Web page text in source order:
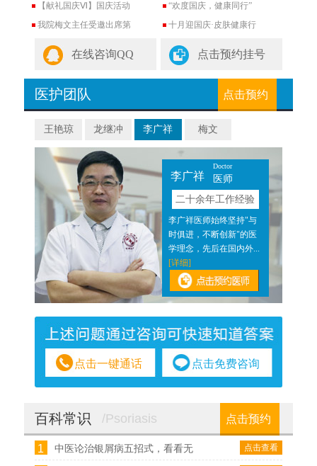
【献礼国庆Ⅵ】国庆活动
“欢度国庆，健康同行”
我院梅文主任受邀出席第
十月迎国庆·皮肤健康行
在线咨询QQ 点击预约挂号
医护团队 点击预约
王艳琼 龙继冲 李广祥 梅文
李广祥
Doctor
医师
二十余年工作经验
李广祥医师始终坚持"与
时俱进，不断创新"的医
学理念，先后在国内外...
[详细]
点击一键通话 点击免费咨询
百科常识 /Psoriasis 点击预约
1 点击查看
中医论治银屑病五招式，看看无